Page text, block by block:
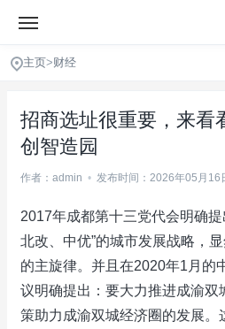
主页>财经
招商选址很重要，来看
创智造园
作者：admin • 发布时间：2026年05月16
2017年成都第十三党代会明确提
北改、中优”的城市发展战略，
的主旋律。并且在2020年1月的
议明确提出：要大力推进成渝双
策助力成渝双城经济圈的发展。